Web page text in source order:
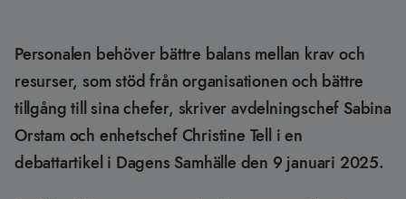
Personalen behöver bättre balans mellan krav och
resurser, som stöd från organisationen och bättre
tillgång till sina chefer, skriver avdelningschef Sabina
Orstam och enhetschef Christine Tell i en
debattartikel i Dagens Samhälle den 9 januari 2025.